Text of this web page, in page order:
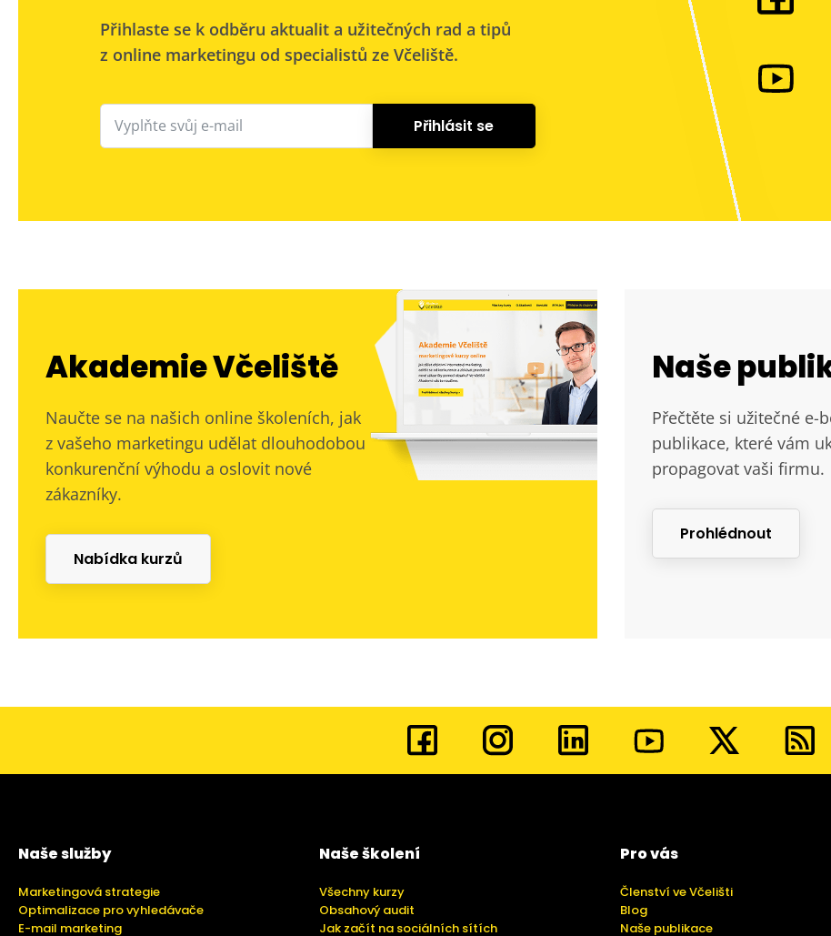
Přihlaste se k odběru aktualit a užitečných rad a tipů
z online marketingu od specialistů ze Včeliště.
Přihlásit se
Akademie Včeliště
Naučte se na našich online školeních, jak
z vašeho marketingu udělat dlouhodobou
konkurenční výhodu a oslovit nové
zákazníky.
Nabídka kurzů
Naše
Přečtěte si užitečné e-
publikace, které vám
propagovat vaši firmu.
Prohlédnout
Naše služby
Marketingová strategie
Optimalizace pro vyhledávače
E-mail marketing
Naše školení
Všechny kurzy
Obsahový audit
Jak začít na sociálních sítích
Pro vás
Členství ve Včelišti
Blog
Naše publikace